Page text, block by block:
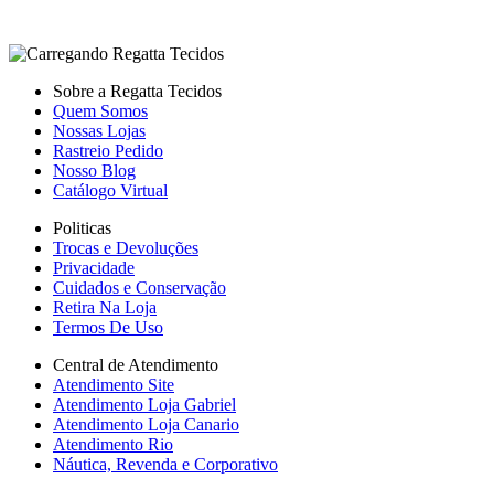
Sobre a Regatta Tecidos
Quem Somos
Nossas Lojas
Rastreio Pedido
Nosso Blog
Catálogo Virtual
Politicas
Trocas e Devoluções
Privacidade
Cuidados e Conservação
Retira Na Loja
Termos De Uso
Central de Atendimento
Atendimento Site
Atendimento Loja Gabriel
Atendimento Loja Canario
Atendimento Rio
Náutica, Revenda e Corporativo